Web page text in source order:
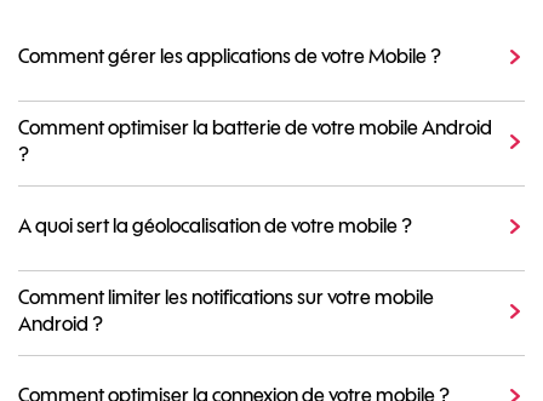
Comment gérer les applications de votre Mobile ?
Comment optimiser la batterie de votre mobile Android
?
A quoi sert la géolocalisation de votre mobile ?
Comment limiter les notifications sur votre mobile
Android ?
Comment optimiser la connexion de votre mobile ?